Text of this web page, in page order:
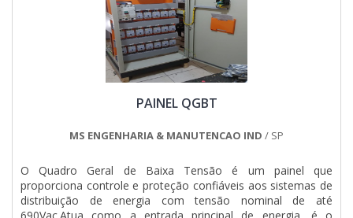
PAINEL QGBT
MS ENGENHARIA & MANUTENCAO IND / SP
O Quadro Geral de Baixa Tensão é um painel que
proporciona controle e proteção con­fiáveis aos sistemas de
distribuição de energia com tensão nominal de até
690Vac.Atua como a entrada principal de energia, é o